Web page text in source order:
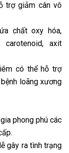
trợ giảm cân vô
chất oxy hóa,
axit
có thể hỗ trợ
loãng xương
phong phú các
gây ra tình trạng